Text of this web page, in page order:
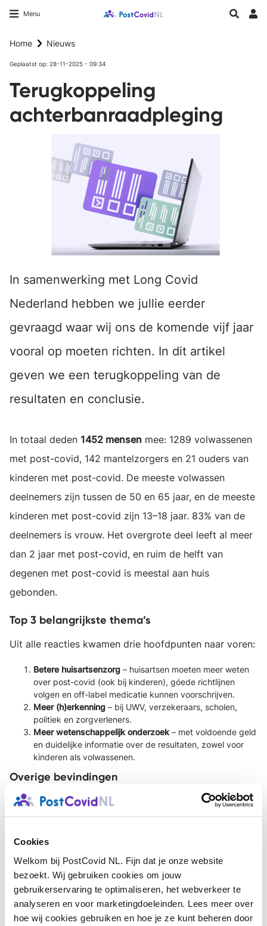
Cookies
Welkom bij PostCovid NL. Fijn dat je onze website
bezoekt. Wij gebruiken cookies om jouw
gebruikerservaring te optimaliseren, het webverkeer te
analyseren en voor marketingdoeleinden. Lees meer over
hoe wij cookies gebruiken en hoe je ze kunt beheren door
gaan
Menu Longfonds homepageZoeken
Home Nieuws
Geplaatst op: 28-11-2025 - 09:34
Terugkoppeling
achterbanraadpleging
In samenwerking met Long Covid
Nederland hebben we jullie eerder
gevraagd waar wij ons de komende vijf jaar
vooral op moeten richten. In dit artikel
geven we een terugkoppeling van de
resultaten en conclusie.
In totaal deden 1452 mensen mee: 1289 volwassenen
met post-covid, 142 mantelzorgers en 21 ouders van
kinderen met post-covid. De meeste volwassen
deelnemers zijn tussen de 50 en 65 jaar, en de meeste
kinderen met post-covid zijn 13–18 jaar. 83% van de
deelnemers is vrouw. Het overgrote deel leeft al meer
dan 2 jaar met post-covid, en ruim de helft van
degenen met post-covid is meestal aan huis
gebonden.
Top 3 belangrijkste thema’s
Uit alle reacties kwamen drie hoofdpunten naar voren:
Betere huisartsenzorg – huisartsen moeten meer weten
over post-covid (ook bij kinderen), góede richtlijnen
volgen en off-label medicatie kunnen voorschrijven.
Meer (h)erkenning – bij UWV, verzekeraars, scholen,
politiek en zorgverleners.
Meer wetenschappelijk onderzoek – met voldoende geld
en duidelijke informatie over de resultaten, zowel voor
kinderen als volwassenen.
Overige bevindingen
Daarnaast gaven jullie nog andere belangrijke punten
aan. Jullie vinden dat álle zorgverleners (zoals
medisch specialisten, fysiotherapeuten,
ergotherapeuten, psychologen en arbeids- en
verzekeringsprofessionals en schoolartsen) beter op
de hoogte moeten zijn van post-covid. Ook moet er
betere vergoeding komen voor behandelingen,